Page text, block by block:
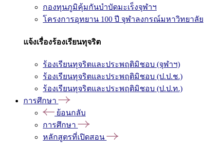
กองทุนภูมิคุ้มกันบำบัดมะเร็งจุฬาฯ
โครงการอุทยาน 100 ปี จุฬาลงกรณ์มหาวิทยาลัย
แจ้งเรื่องร้องเรียนทุจริต
ร้องเรียนทุจริตและประพฤติมิชอบ (จุฬาฯ)
ร้องเรียนทุจริตและประพฤติมิชอบ (ป.ป.ช.)
ร้องเรียนทุจริตและประพฤติมิชอบ (ป.ป.ท.)
การศึกษา
ย้อนกลับ
การศึกษา
หลักสูตรที่เปิดสอน